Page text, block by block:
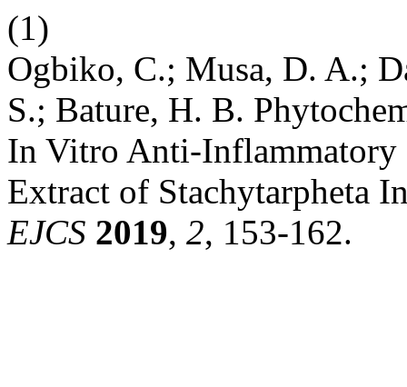
(1)
Ogbiko, C.; Musa, D. A.;
S.; Bature, H. B.
In Vitro Anti-Inflammatory
Extract of Stachytarpheta
EJCS 2019, 2, 153-162.